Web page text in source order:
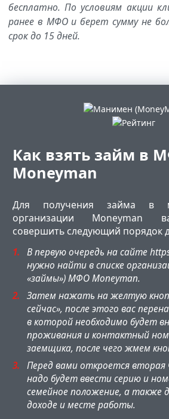
бесплатно. По условиям акции
ранее в МФО и берет сумму не
срок до 15 дней.
Как взять займ в
Moneyman
Для получения займа в
организации Moneyman
совершить следующий порядок
В первую очередь на сайте
нужно найти в списке
«займы») МФО Moneyman.
Затем нажать на желтую
сейчас», после этого вас
в которой необходимо будет
проживания и контактный
заемщика, после чего жмем
Перед вами откроется вторая
надо будет ввести серию и
семейное положение, а также
доходе и месте работы.